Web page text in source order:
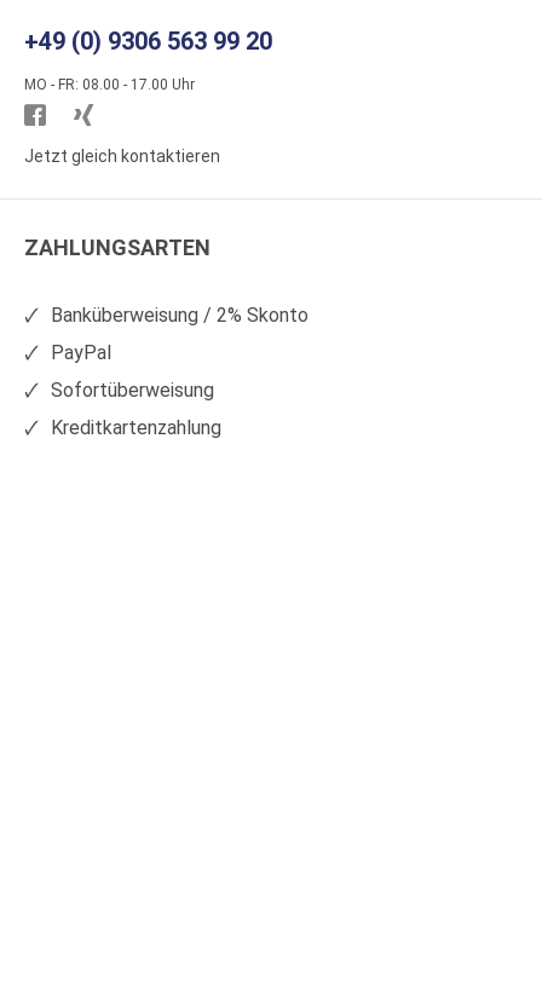
+49 (0) 9306 563 99 20
MO - FR: 08.00 - 17.00 Uhr
Besuchen
Sie
auf
Sie
auf
Jetzt gleich kontaktieren
ZAHLUNGSARTEN
Banküberweisung / 2% Skonto
PayPal
Sofortüberweisung
Kreditkartenzahlung